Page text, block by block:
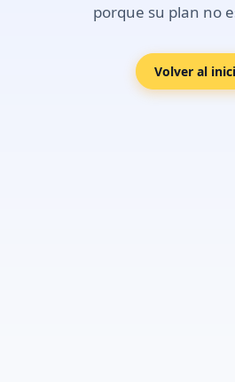
porque su plan no
Volver al